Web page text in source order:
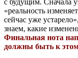
«реальность
сейчас уже
знаем, какие
Финальная нота
должны быть к